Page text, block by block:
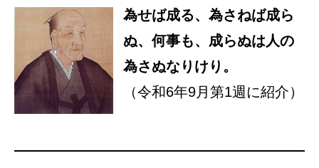
為せば成る、為さねば成ら
ぬ、何事も、成らぬは人の
為さぬなりけり。
（令和6年9月第1週に紹介）